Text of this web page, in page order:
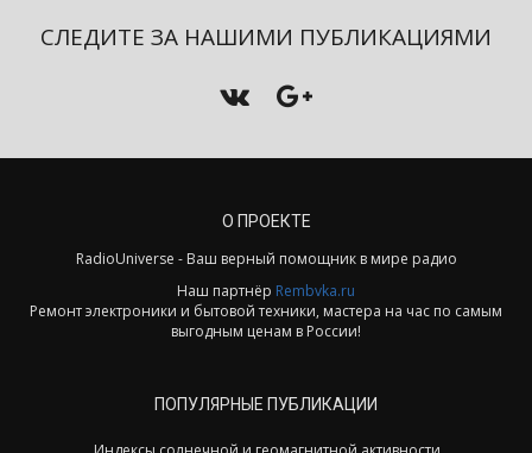
СЛЕДИТЕ ЗА НАШИМИ ПУБЛИКАЦИЯМИ
О ПРОЕКТЕ
RadioUniverse - Ваш верный помощник в мире радио
Наш партнёр Rembvka.ru
Ремонт электроники и бытовой техники, мастера на час по самым
выгодным ценам в России!
ПОПУЛЯРНЫЕ ПУБЛИКАЦИИ